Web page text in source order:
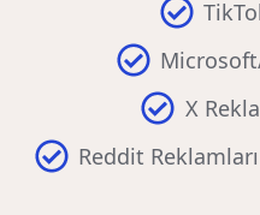
X
Reddit Reklamları